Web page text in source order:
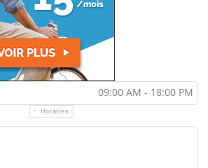
09:00 AM - 18:00 PM
Horaires